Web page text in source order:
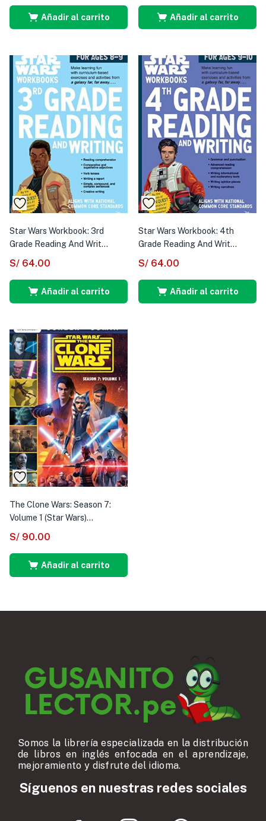
Añadir al carrito Añadir al carrito
Star Wars Workbook: 3rd
Grade Reading And Writ...
S/ 64.00
Añadir al carrito
Star Wars Workbook: 4th
Grade Reading And Writ...
S/ 64.00
Añadir al carrito
The Clone Wars: Season 7:
Volume 1 (Star Wars)...
S/ 90.00
Añadir al carrito
Somos la librería especializada en la distribución
de libros en inglés enfocada en el aprendizaje,
mejoramiento y disfrute del idioma.
Síguenos en nuestras redes sociales